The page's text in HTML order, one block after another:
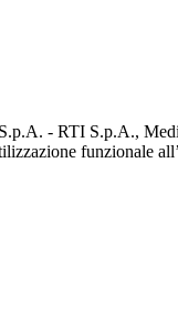
- RTI S.p.A.,
funzionale